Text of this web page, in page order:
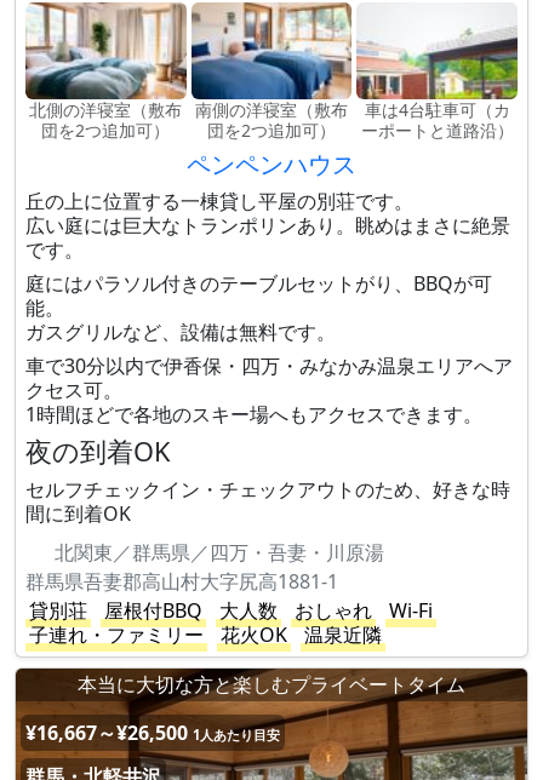
北側の洋寝室（敷布
団を2つ追加可）
南側の洋寝室（敷布
団を2つ追加可）
車は4台駐車可（カ
ーポートと道路沿）
ペンペンハウス
丘の上に位置する一棟貸し平屋の別荘です。
広い庭には巨大なトランポリンあり。眺めはまさに絶景
です。
庭にはパラソル付きのテーブルセットがり、BBQが可
能。
ガスグリルなど、設備は無料です。
車で30分以内で伊香保・四万・みなかみ温泉エリアへア
クセス可。
1時間ほどで各地のスキー場へもアクセスできます。
夜の到着OK
セルフチェックイン・チェックアウトのため、好きな時
間に到着OK
北関東／群馬県／四万・吾妻・川原湯
群馬県吾妻郡高山村大字尻高1881-1
貸別荘
屋根付BBQ 大人数 おしゃれ
Wi-Fi
子連れ・ファミリー
花火OK
温泉近隣
本当に大切な方と楽しむプライベートタイム
¥16,667～¥26,500 1人あたり目安